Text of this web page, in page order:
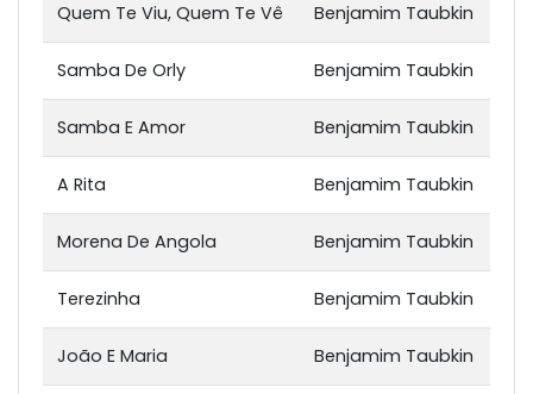
Quem Te Viu, Quem Te Vê Benjamim Taubkin
Samba De Orly Benjamim Taubkin
Samba E Amor Benjamim Taubkin
A Rita Benjamim Taubkin
Morena De Angola Benjamim Taubkin
Terezinha Benjamim Taubkin
João E Maria Benjamim Taubkin